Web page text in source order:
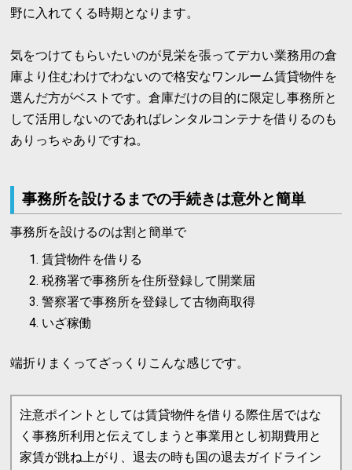
野に入れてくる時期となります。
気をつけてもらいたいのが見栄を張ってデカい業務用の倉
庫より住むわけでわないので格安なワンルーム賃貸物件を
選んだ方がベストです。倉庫だけの目的に限定し事務所と
して活用しないのであればレンタルコンテナを借りるのも
ありっちゃありですね。
事務所を設けるまでの手続きは意外と簡単
事務所を設けるのは割と簡単で
賃貸物件を借りる
税務署で事務所を住所登録して開業届
警察署で事務所を登録して古物商取得
いざ稼働
端折りまくってざっくりこんな感じです。
注意ポイントとしては賃貸物件を借りる際住居ではな
く事務所利用と伝えてしまうと事業用とし初期費用と
家賃が跳ね上がり、退去の時も国の退去ガイドライン